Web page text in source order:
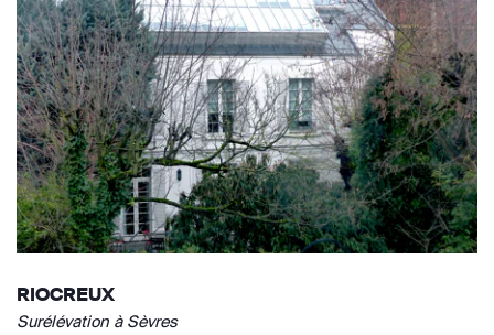
RIOCREUX
Surélévation à Sèvres